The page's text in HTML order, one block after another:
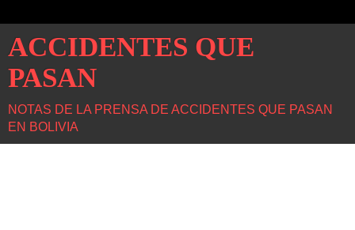
ACCIDENTES QUE
PASAN
NOTAS DE LA PRENSA DE ACCIDENTES QUE PASAN
EN BOLIVIA